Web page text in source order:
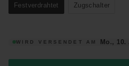
Festverdrahtet
Zugschalter
WIRD VERSENDET AM Mo., 10.